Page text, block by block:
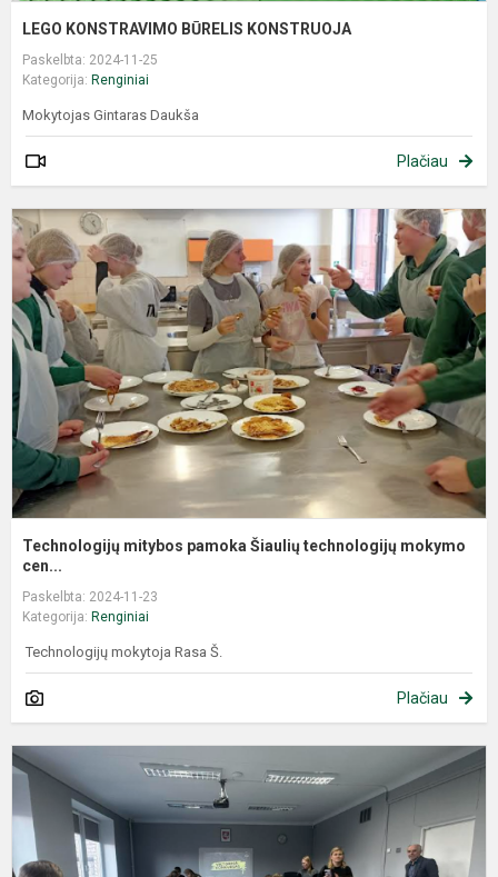
LEGO KONSTRAVIMO BŪRELIS KONSTRUOJA
Paskelbta: 2024-11-25
Kategorija: Renginiai
Mokytojas Gintaras Daukša
Plačiau
Technologijų mitybos pamoka Šiaulių technologijų mokymo
cen...
Paskelbta: 2024-11-23
Kategorija: Renginiai
Technologijų mokytoja Rasa Š.
Plačiau